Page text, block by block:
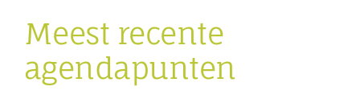
Meest recente
agendapunten